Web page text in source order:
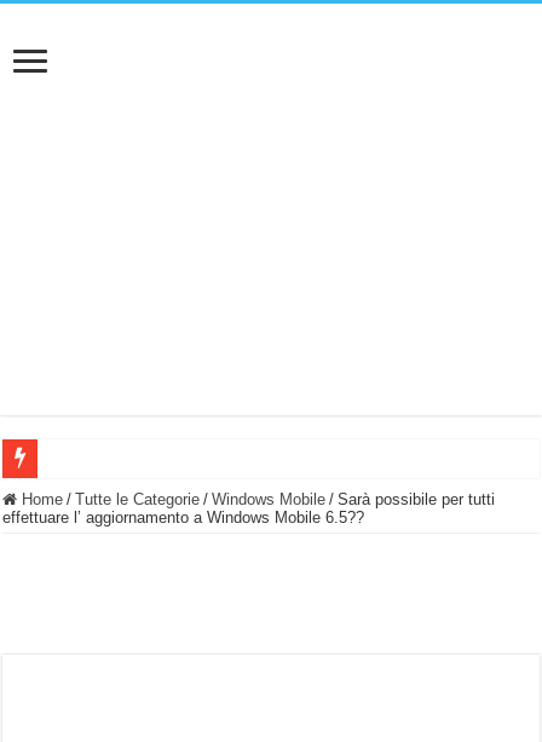
BASTA FATICARE! Questo robot tagliaerba lo appoggi e fa tutto lui! (Senza
Home / Tutte le Categorie / Windows Mobile / Sarà possibile per tutti
effettuare l’ aggiornamento a Windows Mobile 6.5??